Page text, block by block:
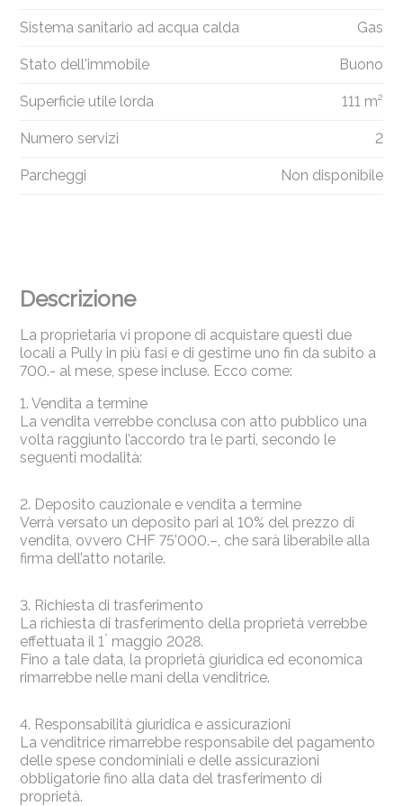
Descrizione
La proprietaria vi propone di acquistare questi due
locali a Pully in più fasi e di gestirne uno fin da subito a
700.- al mese, spese incluse. Ecco come:
1. Vendita a termine
La vendita verrebbe conclusa con atto pubblico una
volta raggiunto l’accordo tra le parti, secondo le
seguenti modalità:
2. Deposito cauzionale e vendita a termine
Verrà versato un deposito pari al 10% del prezzo di
vendita, ovvero CHF 75'000.–, che sarà liberabile alla
firma dell’atto notarile.
3. Richiesta di trasferimento
La richiesta di trasferimento della proprietà verrebbe
effettuata il 1° maggio 2028.
Fino a tale data, la proprietà giuridica ed economica
rimarrebbe nelle mani della venditrice.
4. Responsabilità giuridica e assicurazioni
La venditrice rimarrebbe responsabile del pagamento
delle spese condominiali e delle assicurazioni
obbligatorie fino alla data del trasferimento di
proprietà.
Sistema sanitario ad acqua calda Gas
Stato dell'immobile Buono
Superficie utile lorda 111 m²
Numero servizi 2
Parcheggi Non disponibile